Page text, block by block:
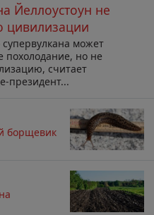
Йеллоустоун не
цивилизации
может
похолодание, но не
считает
президент...
борщевик